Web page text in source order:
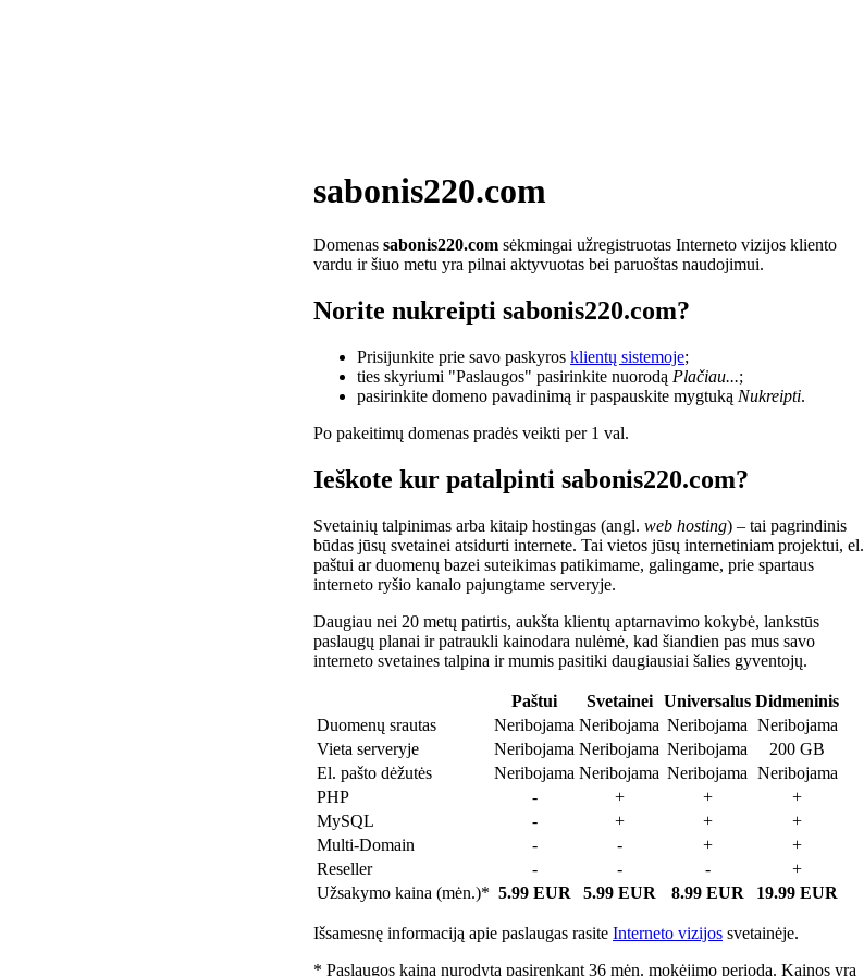
sabonis220.com
Domenas sabonis220.com sėkmingai užregistruotas Interneto vizijos kliento
vardu ir šiuo metu yra pilnai aktyvuotas bei paruoštas naudojimui.
Norite nukreipti sabonis220.com?
Prisijunkite prie savo paskyros klientų sistemoje;
ties skyriumi "Paslaugos" pasirinkite nuorodą Plačiau...;
pasirinkite domeno pavadinimą ir paspauskite mygtuką Nukreipti.
Po pakeitimų domenas pradės veikti per 1 val.
Ieškote kur patalpinti sabonis220.com?
Svetainių talpinimas arba kitaip hostingas (angl. web hosting) – tai pagrindinis
būdas jūsų svetainei atsidurti internete. Tai vietos jūsų internetiniam projektui, el.
paštui ar duomenų bazei suteikimas patikimame, galingame, prie spartaus
interneto ryšio kanalo pajungtame serveryje.
Daugiau nei 20 metų patirtis, aukšta klientų aptarnavimo kokybė, lankstūs
paslaugų planai ir patraukli kainodara nulėmė, kad šiandien pas mus savo
interneto svetaines talpina ir mumis pasitiki daugiausiai šalies gyventojų.
Paštui Svetainei Universalus Didmeninis
Duomenų srautas
Neribojama Neribojama Neribojama Neribojama
Vieta serveryje
Neribojama Neribojama Neribojama
200 GB
El. pašto dėžutės
Neribojama Neribojama Neribojama Neribojama
PHP
- + +
+
MySQL
- + +
+
Multi-Domain
- - +
+
Reseller
- - -
+
Užsakymo kaina (mėn.)* 5.99 EUR 5.99 EUR 8.99 EUR 19.99 EUR
Išsamesnę informaciją apie paslaugas rasite Interneto vizijos svetainėje.
* Paslaugos kaina nurodyta pasirenkant 36 mėn. mokėjimo periodą. Kainos yra